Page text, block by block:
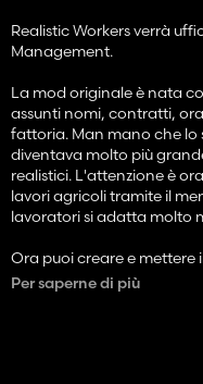
Realistic Workers verrà
Management.
La mod originale è nata
assunti nomi, contratti,
fattoria. Man mano che lo
diventava molto più
realistici. L'attenzione è
lavori agricoli tramite il
lavoratori si adatta molto
Ora puoi creare e mettere
lavoratore inizi
Per saperne di più